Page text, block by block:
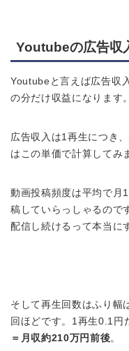
Youtubeの広告収
Youtubeと言えば広告収
の分だけ収益になります。
広告収入は1再生につき
はこの単価で計算してみ
動画投稿頻度は平均で月
稿していらっしゃるので
配信し続けるって本当に
そして再生回数はふり幅
回ほどです。1再生0.1円
＝月収約210万円前後。